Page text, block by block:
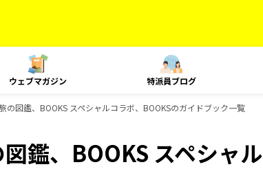
ウェブマガジン 特派員ブログ
の図鑑、BOOKS スペシャルコラボ、BOOKSのガイドブック一覧
鑑、BOOKS スペシャ